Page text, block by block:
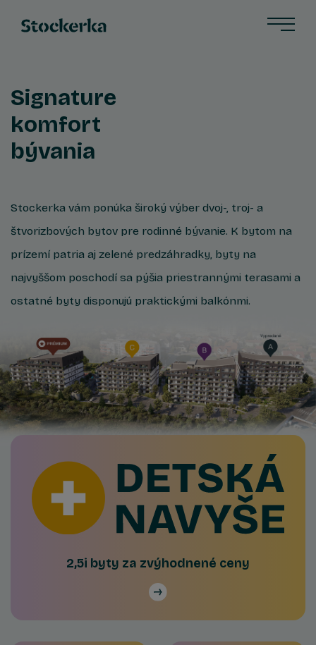
Signature
komfort
bývania
Stockerka vám ponúka široký výber dvoj-, troj- a
štvorizbových bytov pre rodinné bývanie. K bytom na
prízemí patria aj zelené predzáhradky, byty na
najvyššom poschodí sa pýšia priestrannými terasami a
ostatné byty disponujú praktickými balkónmi.
2,5i byty za zvýhodnené ceny